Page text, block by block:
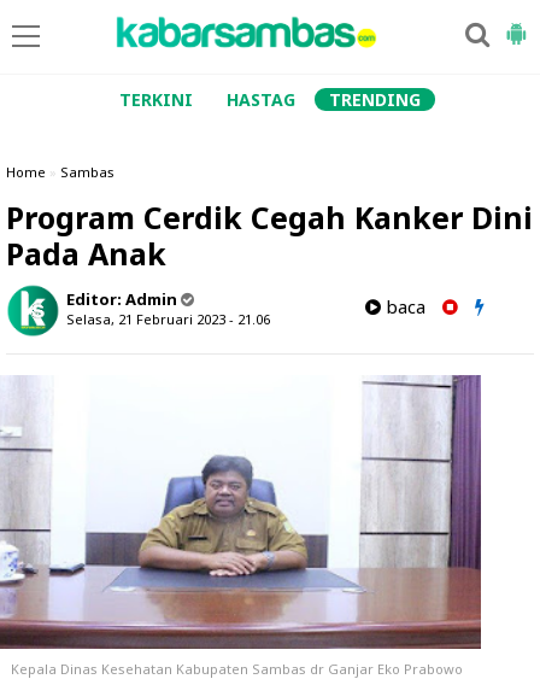
TERKINI HASTAG TRENDING
Home » Sambas
Program Cerdik Cegah Kanker Dini
Pada Anak
Editor: Admin
Selasa, 21 Februari 2023 - 21.06
baca
Kepala Dinas Kesehatan Kabupaten Sambas dr Ganjar Eko Prabowo